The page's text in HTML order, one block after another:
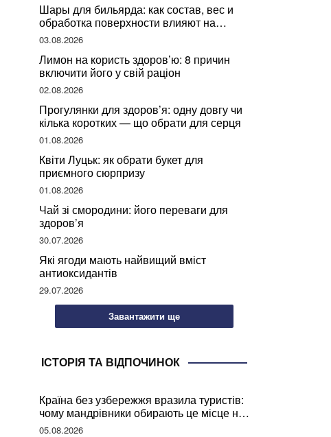
Шары для бильярда: как состав, вес и
обработка поверхности влияют на
динамику игры
03.08.2026
Лимон на користь здоров’ю: 8 причин
включити його у свій раціон
02.08.2026
Прогулянки для здоров’я: одну довгу чи
кілька коротких — що обрати для серця
01.08.2026
Квіти Луцьк: як обрати букет для
приємного сюрпризу
01.08.2026
Чай зі смородини: його переваги для
здоров’я
30.07.2026
Які ягоди мають найвищий вміст
антиоксидантів
29.07.2026
Завантажити ще
ІСТОРІЯ ТА ВІДПОЧИНОК
Країна без узбережжя вразила туристів:
чому мандрівники обирають це місце на
відпочинок
05.08.2026